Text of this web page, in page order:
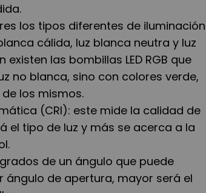
los tipos diferentes de iluminación
cálida, luz blanca neutra y luz
las bombillas LED RGB que
no blanca, sino con colores verde,
los mismos.
(CRI): este mide la calidad de
el tipo de luz y más se acerca a la
de un ángulo que puede
ángulo de apertura, mayor será el